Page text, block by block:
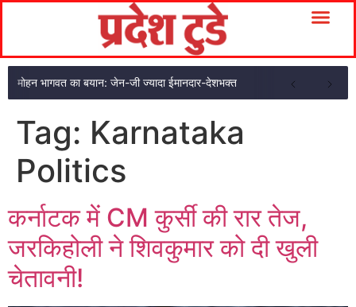
मोहन भागवत का बयान: जेन-जी ज्यादा ईमानदार-देशभक्त
Tag: Karnataka
Politics
कर्नाटक में CM कुर्सी की रार तेज,
जरकिहोली ने शिवकुमार को दी खुली
चेतावनी!